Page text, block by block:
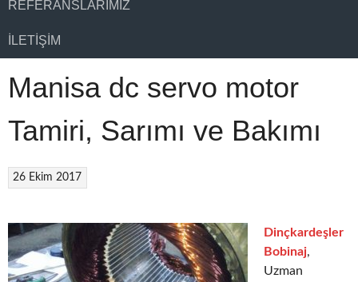
REFERANSLARIMIZ
İLETIŞIM
Manisa dc servo motor
Tamiri, Sarımı ve Bakımı
26 Ekim 2017
Dinçkardeşler
Bobinaj,
Uzman